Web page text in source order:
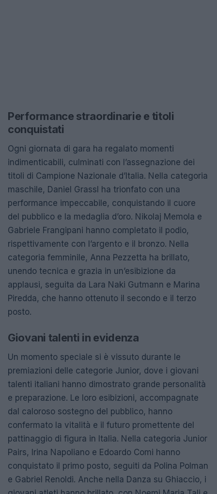
Performance straordinarie e titoli
conquistati
Ogni giornata di gara ha regalato momenti
indimenticabili, culminati con l’assegnazione dei
titoli di Campione Nazionale d’Italia. Nella categoria
maschile, Daniel Grassl ha trionfato con una
performance impeccabile, conquistando il cuore
del pubblico e la medaglia d’oro. Nikolaj Memola e
Gabriele Frangipani hanno completato il podio,
rispettivamente con l’argento e il bronzo. Nella
categoria femminile, Anna Pezzetta ha brillato,
unendo tecnica e grazia in un’esibizione da
applausi, seguita da Lara Naki Gutmann e Marina
Piredda, che hanno ottenuto il secondo e il terzo
posto.
Giovani talenti in evidenza
Un momento speciale si è vissuto durante le
premiazioni delle categorie Junior, dove i giovani
talenti italiani hanno dimostrato grande personalità
e preparazione. Le loro esibizioni, accompagnate
dal caloroso sostegno del pubblico, hanno
confermato la vitalità e il futuro promettente del
pattinaggio di figura in Italia. Nella categoria Junior
Pairs, Irina Napoliano e Edoardo Comi hanno
conquistato il primo posto, seguiti da Polina Polman
e Gabriel Renoldi. Anche nella Danza su Ghiaccio, i